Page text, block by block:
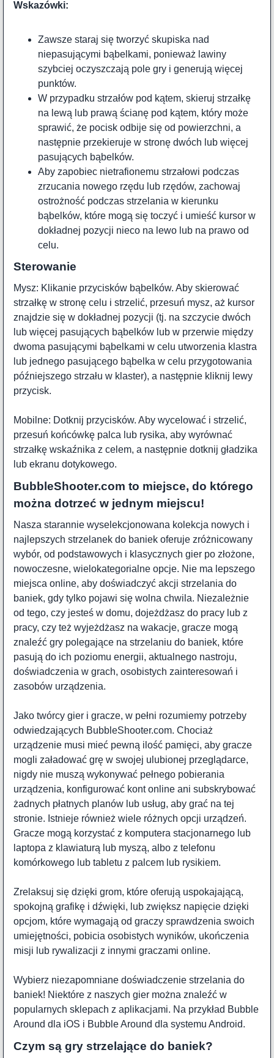
Wskazówki:
Zawsze staraj się tworzyć skupiska nad
niepasującymi bąbelkami, ponieważ lawiny
szybciej oczyszczają pole gry i generują więcej
punktów.
W przypadku strzałów pod kątem, skieruj strzałkę
na lewą lub prawą ścianę pod kątem, który może
sprawić, że pocisk odbije się od powierzchni, a
następnie przekieruje w stronę dwóch lub więcej
pasujących bąbelków.
Aby zapobiec nietrafionemu strzałowi podczas
zrzucania nowego rzędu lub rzędów, zachowaj
ostrożność podczas strzelania w kierunku
bąbelków, które mogą się toczyć i umieść kursor w
dokładnej pozycji nieco na lewo lub na prawo od
celu.
Sterowanie
Mysz: Klikanie przycisków bąbelków. Aby skierować
strzałkę w stronę celu i strzelić, przesuń mysz, aż kursor
znajdzie się w dokładnej pozycji (tj. na szczycie dwóch
lub więcej pasujących bąbelków lub w przerwie między
dwoma pasującymi bąbelkami w celu utworzenia klastra
lub jednego pasującego bąbelka w celu przygotowania
późniejszego strzału w klaster), a następnie kliknij lewy
przycisk.
Mobilne: Dotknij przycisków. Aby wycelować i strzelić,
przesuń końcówkę palca lub rysika, aby wyrównać
strzałkę wskaźnika z celem, a następnie dotknij gładzika
lub ekranu dotykowego.
BubbleShooter.com to miejsce, do którego
można dotrzeć w jednym miejscu!
Nasza starannie wyselekcjonowana kolekcja nowych i
najlepszych strzelanek do baniek oferuje zróżnicowany
wybór, od podstawowych i klasycznych gier po złożone,
nowoczesne, wielokategorialne opcje. Nie ma lepszego
miejsca online, aby doświadczyć akcji strzelania do
baniek, gdy tylko pojawi się wolna chwila. Niezależnie
od tego, czy jesteś w domu, dojeżdżasz do pracy lub z
pracy, czy też wyjeżdżasz na wakacje, gracze mogą
znaleźć gry polegające na strzelaniu do baniek, które
pasują do ich poziomu energii, aktualnego nastroju,
doświadczenia w grach, osobistych zainteresowań i
zasobów urządzenia.
Jako twórcy gier i gracze, w pełni rozumiemy potrzeby
odwiedzających BubbleShooter.com. Chociaż
urządzenie musi mieć pewną ilość pamięci, aby gracze
mogli załadować grę w swojej ulubionej przeglądarce,
nigdy nie muszą wykonywać pełnego pobierania
urządzenia, konfigurować kont online ani subskrybować
żadnych płatnych planów lub usług, aby grać na tej
stronie. Istnieje również wiele różnych opcji urządzeń.
Gracze mogą korzystać z komputera stacjonarnego lub
laptopa z klawiaturą lub myszą, albo z telefonu
komórkowego lub tabletu z palcem lub rysikiem.
Zrelaksuj się dzięki grom, które oferują uspokajającą,
spokojną grafikę i dźwięki, lub zwiększ napięcie dzięki
opcjom, które wymagają od graczy sprawdzenia swoich
umiejętności, pobicia osobistych wyników, ukończenia
misji lub rywalizacji z innymi graczami online.
Wybierz niezapomniane doświadczenie strzelania do
baniek! Niektóre z naszych gier można znaleźć w
popularnych sklepach z aplikacjami. Na przykład Bubble
Around dla iOS i Bubble Around dla systemu Android.
Czym są gry strzelające do baniek?